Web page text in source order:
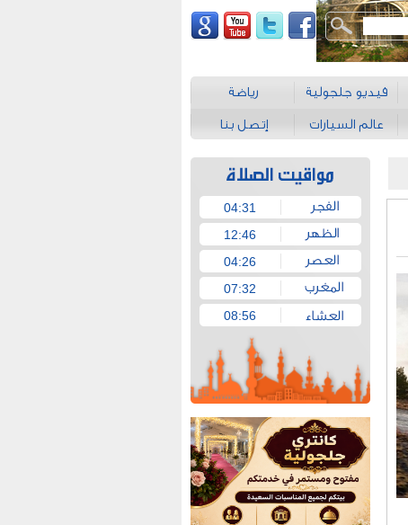
فيديو جلجولية رياضة
عالم السيارات إتصل بنا
04:31
12:46
04:26
07:32
08:56